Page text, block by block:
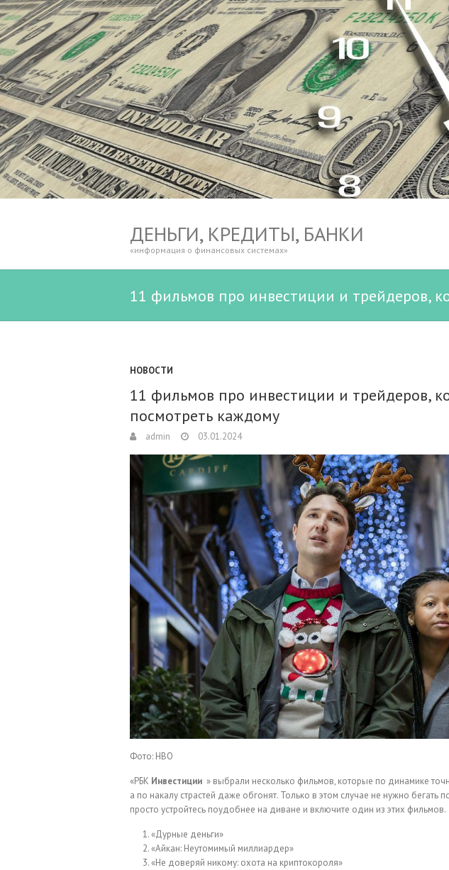
ДЕНЬГИ, КРЕДИТЫ, БАНКИ
«информация о финансовых системах»
11 фильмов про инвестиции и трейдеров,
НОВОСТИ
11 фильмов про инвестиции и трейдеров,
посмотреть каждому
admin 03.01.2024
Фото: HBO
«РБК Инвестиции » выбрали несколько фильмов, которые по динамике
а по накалу страстей даже обгонят. Только в этом случае не нужно бегать
просто устройтесь поудобнее на диване и включите один из этих фильмов.
«Дурные деньги»
«Айкан: Неутомимый миллиардер»
«Не доверяй никому: охота на криптокороля»